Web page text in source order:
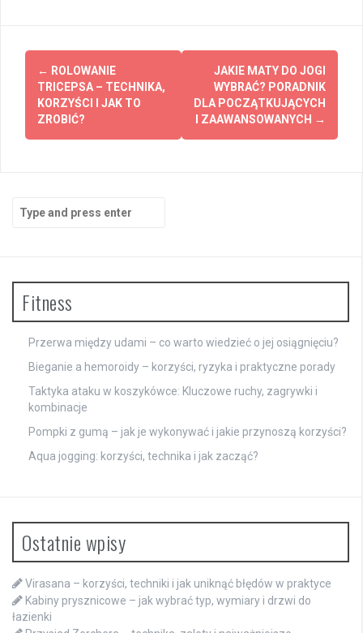
Post
navigation
← ROLOWANIE
TRICEPSA – TECHNIKA,
KORZYŚCI I JAK TO
ZROBIĆ?
JAKIE MATY DO JOGI
WYBRAĆ? PORADNIK
DLA POCZĄTKUJĄCYCH
I ZAAWANSOWANYCH →
for:
Fitness
Przerwa między udami – co warto wiedzieć o jej osiągnięciu?
Bieganie a hemoroidy – korzyści, ryzyka i praktyczne porady
Taktyka ataku w koszykówce: Kluczowe ruchy, zagrywki i
kombinacje
Pompki z gumą – jak je wykonywać i jakie przynoszą korzyści?
Aqua jogging: korzyści, technika i jak zacząć?
Ostatnie wpisy
Virasana – korzyści, techniki i jak uniknąć błędów w praktyce
Kabiny prysznicowe – jak wybrać typ, wymiary i drzwi do
łazienki